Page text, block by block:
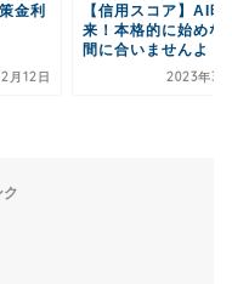
代到
いと
月25日
【時代が変わる】世
動くキッカケになる
事になりかねない
2022年3
ク